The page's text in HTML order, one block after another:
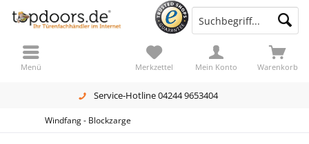
Service-Hotline 04244 9653404
Warenkorb
Merkzettel Mein Konto
Menü
Windfang - Blockzarge